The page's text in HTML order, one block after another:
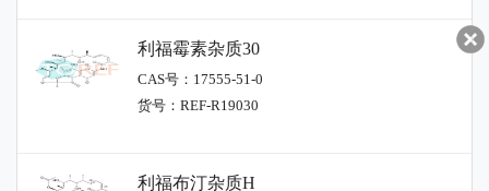
利福霉素杂质30
CAS号：17555-51-0
货号：REF-R19030
利福布汀杂质H